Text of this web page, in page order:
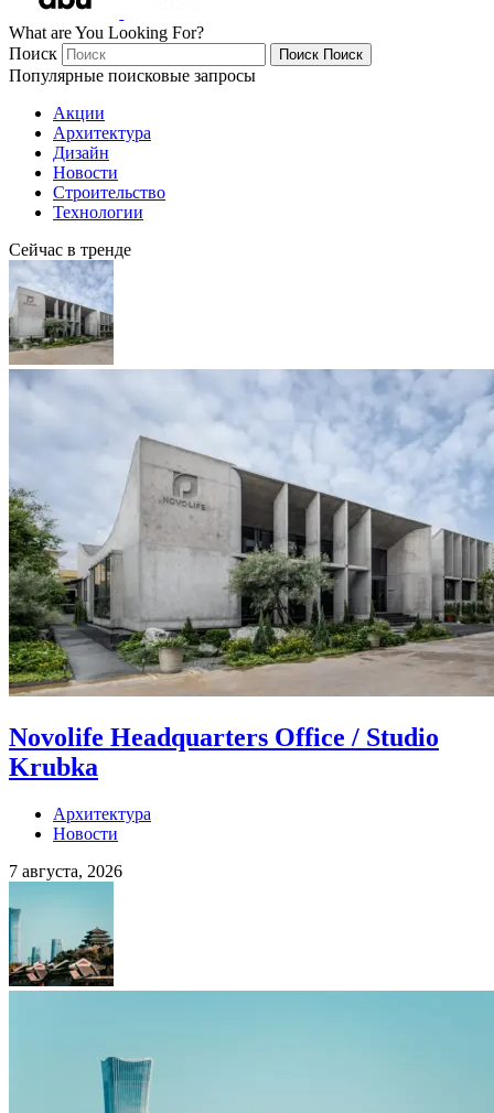
What are You Looking For?
Поиск
Поиск Поиск
Популярные поисковые запросы
Акции
Архитектура
Дизайн
Новости
Строительство
Технологии
Сейчас в тренде
Novolife Headquarters Office / Studio
Krubka
Архитектура
Новости
7 августа, 2026